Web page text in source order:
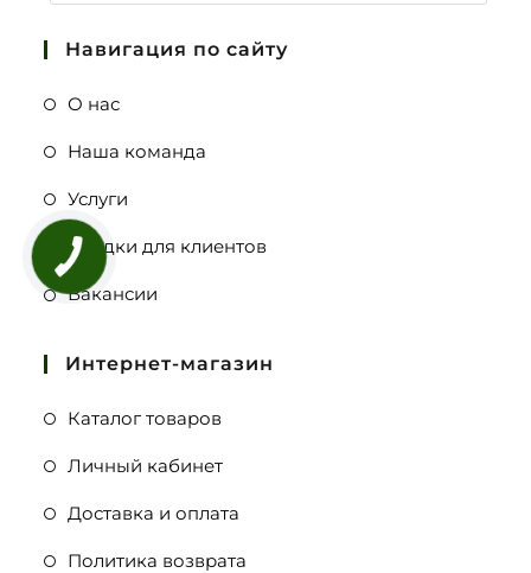
Навигация по сайту
О нас
Наша команда
Услуги
Скидки для клиентов
Вакансии
Интернет-магазин
Каталог товаров
Личный кабинет
Доставка и оплата
Политика возврата